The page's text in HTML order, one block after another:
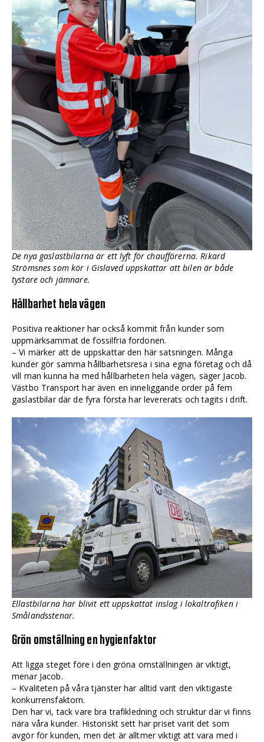
De nya gaslastbilarna är ett lyft för chaufförerna. Rikard
Strömsnes som kör i Gislaved uppskattar att bilen är både
tystare och jämnare.
Hållbarhet hela vägen
Positiva reaktioner har också kommit från kunder som
uppmärksammat de fossilfria fordonen.
– Vi märker att de uppskattar den här satsningen. Många
kunder gör samma hållbarhetsresa i sina egna företag och då
vill man kunna ha med hållbarheten hela vägen, säger Jacob.
Västbo Transport har även en inneliggande order på fem
gaslastbilar där de fyra första har levererats och tagits i drift.
Ellastbilarna har blivit ett uppskattat inslag i lokaltrafiken i
Smålandsstenar.
Grön omställning en hygienfaktor
Att ligga steget före i den gröna omställningen är viktigt,
menar Jacob.
– Kvaliteten på våra tjänster har alltid varit den viktigaste
konkurrensfaktorn.
Den har vi, tack vare bra trafikledning och struktur där vi finns
nära våra kunder. Historiskt sett har priset varit det som
avgör för kunden, men det är alltmer viktigt att vara med i